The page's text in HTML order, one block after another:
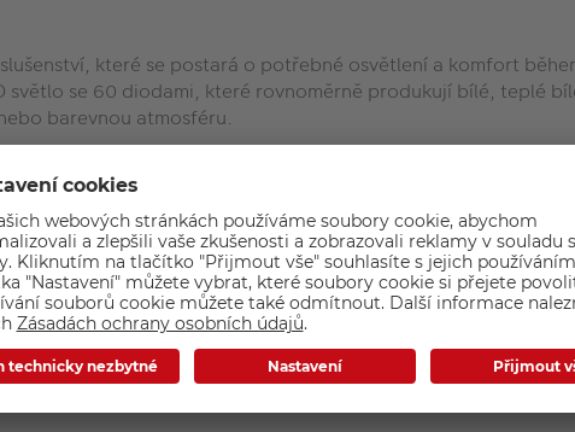
které se postará o potřebné osvětlení a komfort
se 60 diodami, které rovnoměrně produkují bílé, teplé
barevnou atmosféru.
nastavení. Potěší také plynule stmívatelný jas a
hodiny při maximální intenzitě světla. Praktické úchyty po
tento přístroj využít také jako selfie tyč. Celý set je natolik